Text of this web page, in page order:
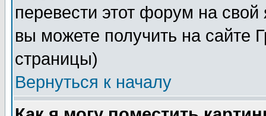
перевести этот форум на
вы можете получить на сайте
страницы)
Вернуться к началу